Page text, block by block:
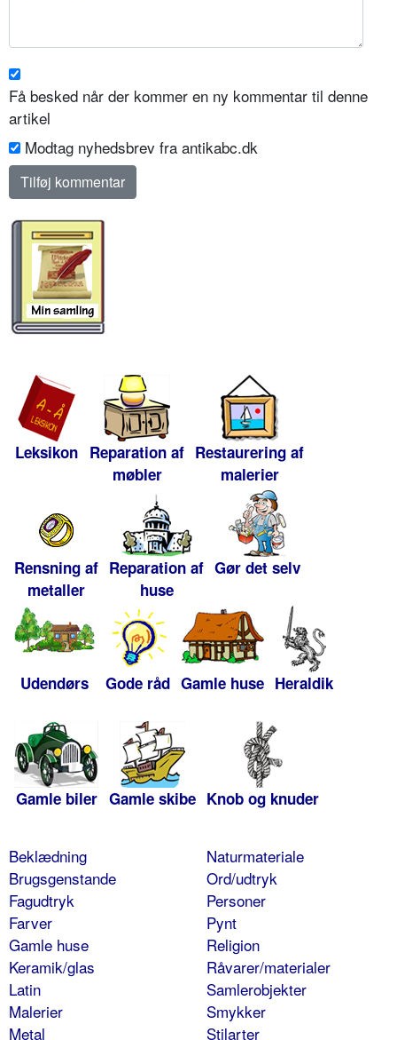
Få besked når der kommer en ny kommentar til denne
artikel
Modtag nyhedsbrev fra antikabc.dk
Leksikon Reparation af
møbler
Restaurering af
malerier
Rensning af
metaller
Reparation af
huse
Gør det selv
Udendørs Gode råd Gamle huse Heraldik
Gamle biler Gamle skibe Knob og knuder
Beklædning
Brugsgenstande
Fagudtryk
Farver
Gamle huse
Keramik/glas
Latin
Malerier
Metal
Naturmateriale
Ord/udtryk
Personer
Pynt
Religion
Råvarer/materialer
Samlerobjekter
Smykker
Stilarter